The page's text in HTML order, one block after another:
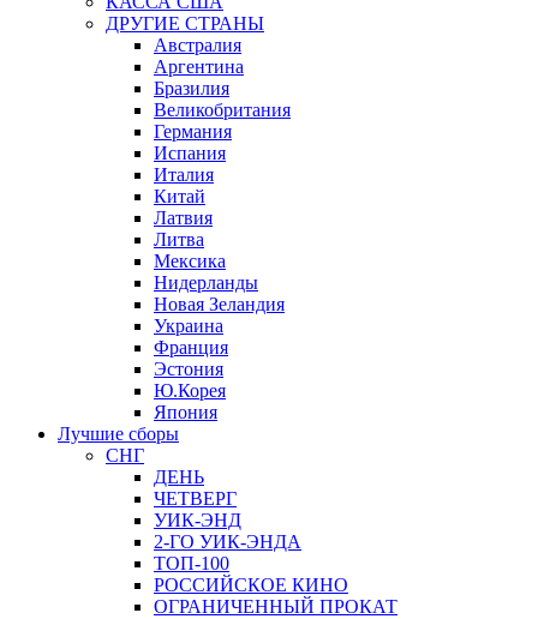
ДРУГИЕ СТРАНЫ
Австралия
Аргентина
Бразилия
Великобритания
Германия
Испания
Италия
Китай
Латвия
Литва
Мексика
Нидерланды
Новая Зеландия
Украина
Франция
Эстония
Ю.Корея
Япония
Лучшие сборы
СНГ
ДЕНЬ
ЧЕТВЕРГ
УИК-ЭНД
2-ГО УИК-ЭНДА
ТОП-100
РОССИЙСКОЕ КИНО
ОГРАНИЧЕННЫЙ ПРОКАТ